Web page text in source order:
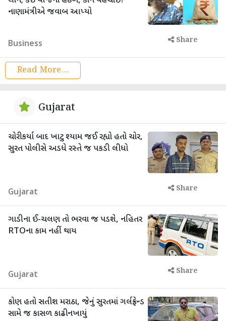
નાણામંત્રીએ જવાબ આપ્યો
Business Share
Read More...
Gujarat
ચોરી કર્યા બાદ ખાટુ શ્યામ જઈ રહ્યો હતો ચોર,
સુરત પોલીસે અડધે રસ્તે જ પકડી લીધો
Gujarat Share
ગાડીના ઈ-ચલણ તો ભરવા જ પડશે, નહિતર
RTOના કામ નહીં થાય
Gujarat Share
કોણ હતો સતીશ મરાઠા, જેનું સુરતમાં ગર્લફ્રેન્ડ
સામે જ કાસળ કાઢી નખાયું